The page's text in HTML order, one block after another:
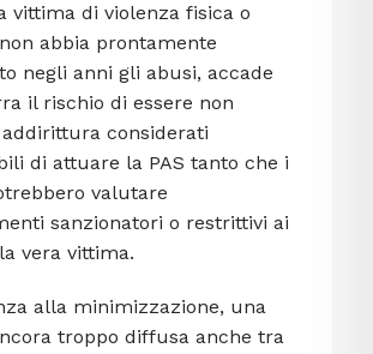
vittima di violenza fisica o
abbia prontamente
negli anni gli abusi, accade
il rischio di essere non
considerati
di attuare la PAS tanto che i
valutare
sanzionatori o restrittivi ai
vera vittima.
alla minimizzazione, una
troppo diffusa anche tra